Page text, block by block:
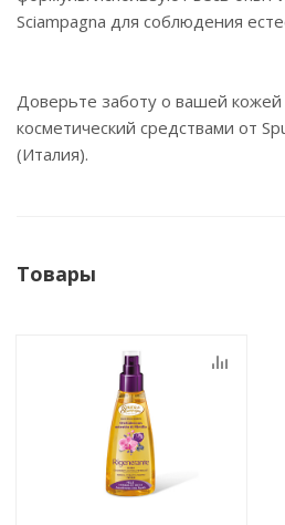
Sciampagna для соблюдения
Доверьте заботу о вашей
косметический средствами от
(Италия).
Товары